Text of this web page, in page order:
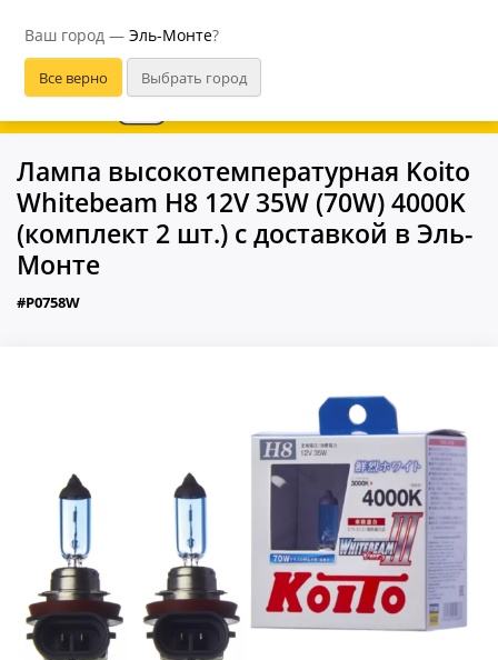
Ваш город — Эль-Монте?
В приложении удобнее
Лампа высокотемпературная Koito
Whitebeam H8 12V 35W (70W) 4000K
(комплект 2 шт.) с доставкой в Эль-
Монте
#P0758W